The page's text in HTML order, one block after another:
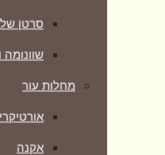
סרטן
שוונומה
מחלות עור
אקנה